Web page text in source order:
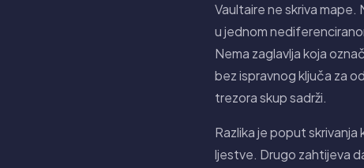
Vaultaire ne skriva
u jednom
Nema zaglavlja koja
bez ispravnog ključa za
trezora skup sadrži.
Razlika je poput
ljestve. Drugo zahtijeva